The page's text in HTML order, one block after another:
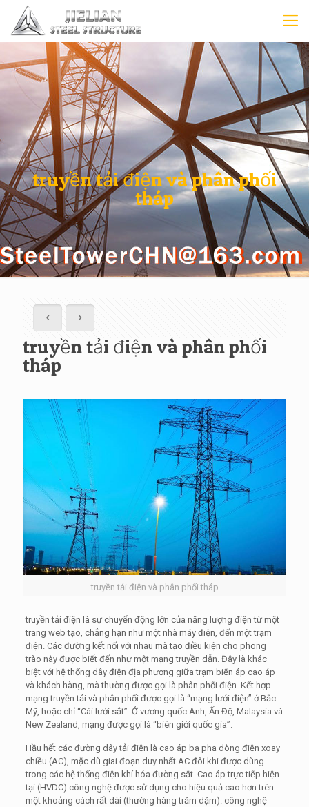
truyền tải điện và phân phối
tháp
truyền tải điện và phân phối
tháp
truyền tải điện và phân phối tháp
truyền tải điện là sự chuyển động lớn của năng lượng điện từ một
trang web tạo, chẳng hạn như một nhà máy điện, đến một trạm
điện. Các đường kết nối với nhau mà tạo điều kiện cho phong
trào này được biết đến như một mạng truyền dẫn. Đây là khác
biệt với hệ thống dây điện địa phương giữa trạm biến áp cao áp
và khách hàng, mà thường được gọi là phân phối điện. Kết hợp
mạng truyền tải và phân phối được gọi là “mạng lưới điện” ở Bắc
Mỹ, hoặc chỉ “Cái lưới sắt”. Ở vương quốc Anh, Ấn Độ, Malaysia và
New Zealand, mạng được gọi là “biên giới quốc gia”.
Hầu hết các đường dây tải điện là cao áp ba pha dòng điện xoay
chiều (AC), mặc dù giai đoạn duy nhất AC đôi khi được dùng
trong các hệ thống điện khí hóa đường sắt. Cao áp trực tiếp hiện
tại (HVDC) công nghệ được sử dụng cho hiệu quả cao hơn trên
một khoảng cách rất dài (thường hàng trăm dặm). công nghệ